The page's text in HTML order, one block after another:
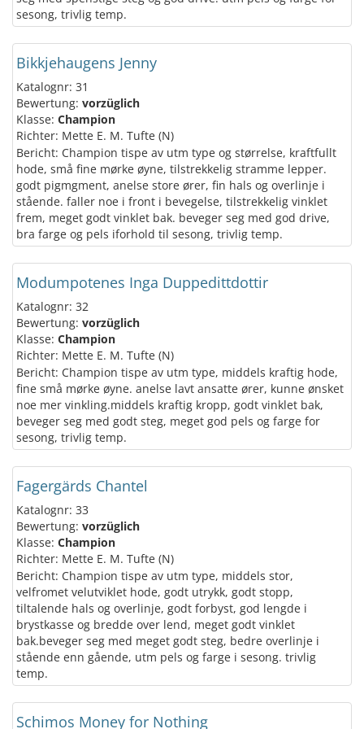
sesong, trivlig temp.
Bikkjehaugens Jenny
Katalognr: 31
Bewertung: vorzüglich
Klasse: Champion
Richter: Mette E. M. Tufte (N)
Bericht: Champion tispe av utm type og størrelse, kraftfullt
hode, små fine mørke øyne, tilstrekkelig stramme lepper.
godt pigmgment, anelse store ører, fin hals og overlinje i
stående. faller noe i front i bevegelse, tilstrekkelig vinklet
frem, meget godt vinklet bak. beveger seg med god drive,
bra farge og pels iforhold til sesong, trivlig temp.
Modumpotenes Inga Duppedittdottir
Katalognr: 32
Bewertung: vorzüglich
Klasse: Champion
Richter: Mette E. M. Tufte (N)
Bericht: Champion tispe av utm type, middels kraftig hode,
fine små mørke øyne. anelse lavt ansatte ører, kunne ønsket
noe mer vinkling.middels kraftig kropp, godt vinklet bak,
beveger seg med godt steg, meget god pels og farge for
sesong, trivlig temp.
Fagergärds Chantel
Katalognr: 33
Bewertung: vorzüglich
Klasse: Champion
Richter: Mette E. M. Tufte (N)
Bericht: Champion tispe av utm type, middels stor,
velfromet velutviklet hode, godt utrykk, godt stopp,
tiltalende hals og overlinje, godt forbyst, god lengde i
brystkasse og bredde over lend, meget godt vinklet
bak.beveger seg med meget godt steg, bedre overlinje i
stående enn gående, utm pels og farge i sesong. trivlig
temp.
Schimos Money for Nothing